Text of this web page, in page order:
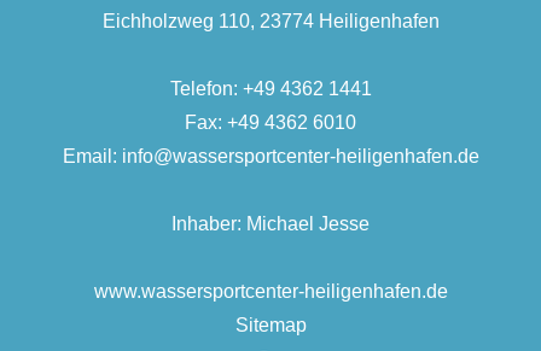
Eichholzweg 110, 23774 Heiligenhafen
Telefon: +49 4362 1441
Fax: +49 4362 6010
Email: info@wassersportcenter-heiligenhafen.de
Inhaber: Michael Jesse
www.wassersportcenter-heiligenhafen.de
Sitemap